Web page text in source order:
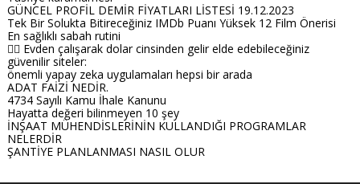
GÜNCEL PROFİL DEMİR FİYATLARI LİSTESİ 19.12.2023
Tek Bir Solukta Bitireceğiniz IMDb Puanı Yüksek 12 Film Önerisi
En sağlıklı sabah rutini
👉🏻 Evden çalışarak dolar cinsinden gelir elde edebileceğiniz
güvenilir siteler:
önemli yapay zeka uygulamaları hepsi bir arada
ADAT FAİZİ NEDİR.
4734 Sayılı Kamu İhale Kanunu
Hayatta değeri bilinmeyen 10 şey
İNŞAAT MÜHENDİSLERİNİN KULLANDIĞI PROGRAMLAR
NELERDİR
ŞANTİYE PLANLANMASI NASIL OLUR